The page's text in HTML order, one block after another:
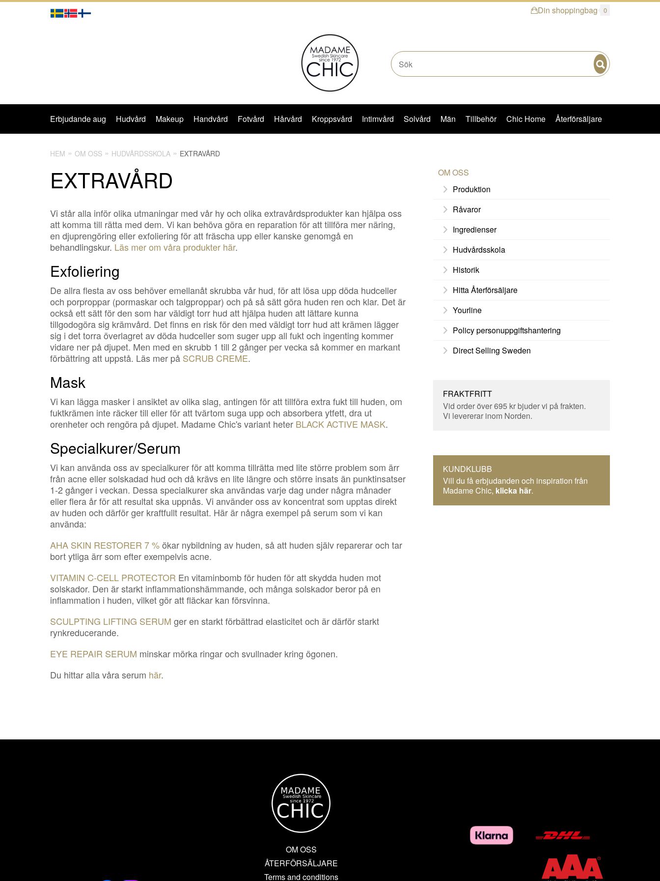
Din shoppingbag 0
Sök
Erbjudande aug Hudvård Makeup Handvård Fotvård Hårvård Kroppsvård Intimvård Solvård Män Tillbehör Chic Home Återförsäljare
HEM OM OSS HUDVÅRDSSKOLA EXTRAVÅRD
EXTRAVÅRD
Vi står alla inför olika utmaningar med vår hy och olika extravårdsprodukter kan hjälpa oss
att komma till rätta med dem. Vi kan behöva göra en reparation för att tillföra mer näring,
en djuprengöring eller exfoliering för att fräscha upp eller kanske genomgå en
behandlingskur. Läs mer om våra produkter här.
Exfoliering
De allra flesta av oss behöver emellanåt skrubba vår hud, för att lösa upp döda hudceller
och porproppar (pormaskar och talgproppar) och på så sätt göra huden ren och klar. Det är
också ett sätt för den som har väldigt torr hud att hjälpa huden att lättare kunna
tillgodogöra sig krämvård. Det finns en risk för den med väldigt torr hud att krämen lägger
sig i det torra överlagret av döda hudceller som suger upp all fukt och ingenting kommer
vidare ner på djupet. Men med en skrubb 1 till 2 gånger per vecka så kommer en markant
förbättring att uppstå. Läs mer på SCRUB CREME.
Mask
Vi kan lägga masker i ansiktet av olika slag, antingen för att tillföra extra fukt till huden, om
fuktkrämen inte räcker till eller för att tvärtom suga upp och absorbera ytfett, dra ut
orenheter och rengöra på djupet. Madame Chic's variant heter BLACK ACTIVE MASK.
Specialkurer/Serum
Vi kan använda oss av specialkurer för att komma tillrätta med lite större problem som ärr
från acne eller solskadad hud och då krävs en lite längre och större insats än punktinsatser
1-2 gånger i veckan. Dessa specialkurer ska användas varje dag under några månader
eller flera år för att resultat ska uppnås. Vi använder oss av koncentrat som upptas direkt
av huden och därför ger kraftfullt resultat. Här är några exempel på serum som vi kan
använda:
AHA SKIN RESTORER 7 %ökar nybildning av huden, så att huden själv reparerar och tar
bort ytliga ärr som efter exempelvis acne.
VITAMIN C-CELL PROTECTOR En vitaminbomb för huden för att skydda huden mot
solskador. Den är starkt inflammationshämmande, och många solskador beror på en
inflammation i huden, vilket gör att fläckar kan försvinna.
SCULPTING LIFTING SERUM ger en starkt förbättrad elasticitet och är därför starkt
rynkreducerande.
EYE REPAIR SERUM minskar mörka ringar och svullnader kring ögonen.
Du hittar alla våra serum här.
OM OSS
Produktion
Råvaror
Ingredienser
Hudvårdsskola
Historik
Hitta Återförsäljare
Yourline
Policy personuppgiftshantering
Direct Selling Sweden
FRAKTFRITT
Vid order över 695 kr bjuder vi på frakten.
Vi levererar inom Norden.
KUNDKLUBB
Vill du få erbjudanden och inspiration från
Madame Chic, klicka här.
OM OSS
ÅTERFÖRSÄLJARE
Terms and conditions